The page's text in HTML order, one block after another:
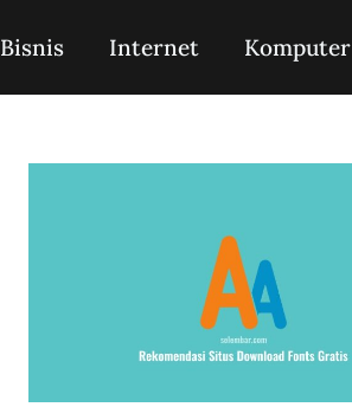
Bisnis Internet Komputer